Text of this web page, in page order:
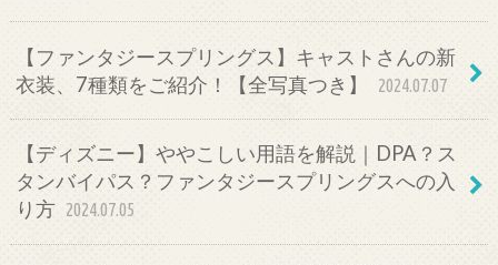
【ファンタジースプリングス】キャストさんの新
衣装、7種類をご紹介！【全写真つき】
2024.07.07
【ディズニー】ややこしい用語を解説｜DPA？ス
タンバイパス？ファンタジースプリングスへの入
り方 2024.07.05